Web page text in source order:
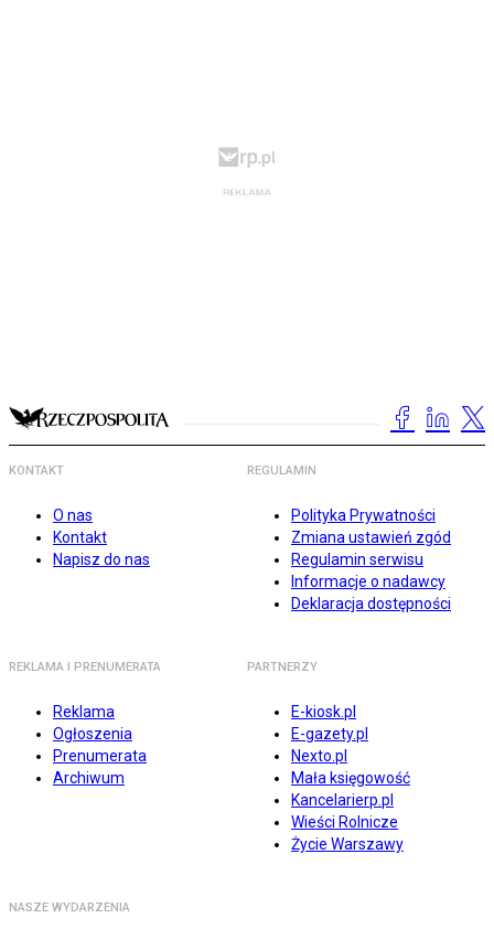
KONTAKT
O nas
Kontakt
Napisz do nas
REGULAMIN
Polityka Prywatności
Zmiana ustawień zgód
Regulamin serwisu
Informacje o nadawcy
Deklaracja dostępności
REKLAMA I PRENUMERATA
Reklama
Ogłoszenia
Prenumerata
Archiwum
PARTNERZY
E-kiosk.pl
E-gazety.pl
Nexto.pl
Mała księgowość
Kancelarierp.pl
Wieści Rolnicze
Życie Warszawy
NASZE WYDARZENIA